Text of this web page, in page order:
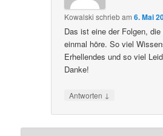
Kowalski schriebam6. Mai
Das ist eine der Folgen,
einmal höre. So viel
Erhellendes und so viel
Danke!
Antworten ↓